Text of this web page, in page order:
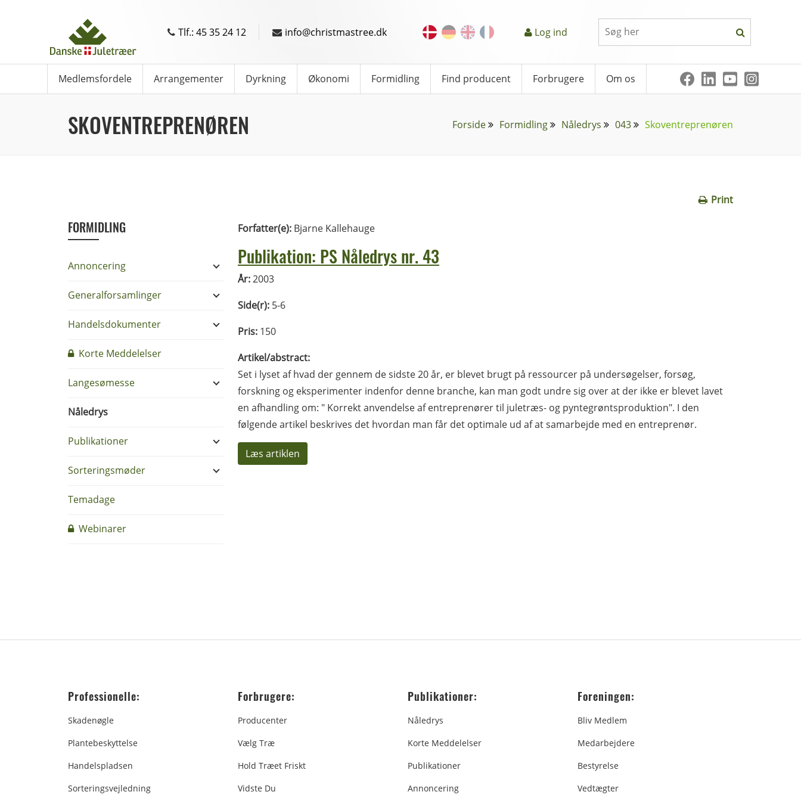
Tlf.: 45 35 24 12 info@christmastree.dk Log ind
Medlemsfordele Arrangementer Dyrkning Økonomi Formidling Find producent Forbrugere Om os
SKOVENTREPRENØREN Forside Formidling Nåledrys 043 Skoventreprenøren
Print
FORMIDLING
Annoncering
Generalforsamlinger
Handelsdokumenter
Korte Meddelelser
Langesømesse
Nåledrys
Publikationer
Sorteringsmøder
Temadage
Webinarer
Forfatter(e): Bjarne Kallehauge
Publikation: PS Nåledrys nr. 43
År:2003
Side(r): 5-6
Pris: 150
Artikel/abstract:
Set i lyset af hvad der gennem de sidste 20 år, er blevet brugt på ressourcer på undersøgelser, forsøg,
forskning og eksperimenter indenfor denne branche, kan man godt undre sig over at der ikke er blevet lavet
en afhandling om: " Korrekt anvendelse af entreprenører til juletræs- og pyntegrøntsproduktion". I den
følgende artikel beskrives det hvordan man får det optimale ud af at samarbejde med en entreprenør.
Læs artiklen
Professionelle:
Skadenøgle
Plantebeskyttelse
Handelspladsen
Sorteringsvejledning
Forbrugere:
Producenter
Vælg Træ
Hold Træet Friskt
Vidste Du
Publikationer:
Nåledrys
Korte Meddelelser
Publikationer
Annoncering
Foreningen:
Bliv Medlem
Medarbejdere
Bestyrelse
Vedtægter